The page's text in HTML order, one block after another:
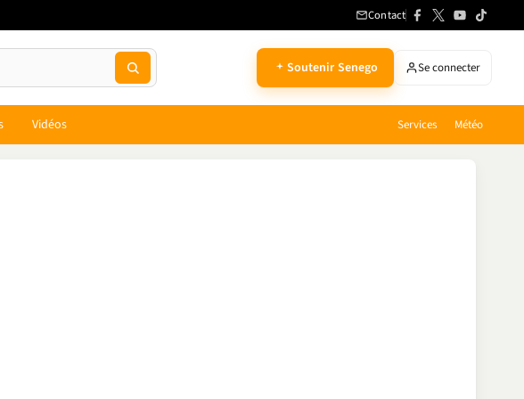
Contact
Soutenir Senego Se connecter
Vidéos Services Météo